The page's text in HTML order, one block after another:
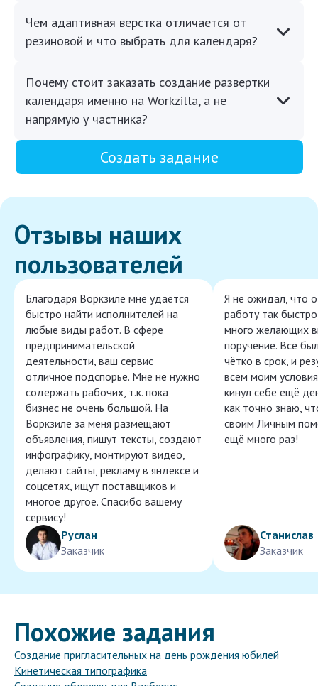
Чем адаптивная верстка отличается от
резиновой и что выбрать для календаря?
Почему стоит заказать создание развертки
календаря именно на Workzilla, а не
напрямую у частника?
Создать задание
Отзывы наших
пользователей
Благодаря Воркзиле мне удаётся
быстро найти исполнителей на
любые виды работ. В сфере
предпринимательской
деятельности, ваш сервис
отличное подспорье. Мне не нужно
содержать рабочих, т.к. пока
бизнес не очень большой. На
Воркзиле за меня размещают
объявления, пишут тексты, создают
инфографику, монтируют видео,
делают сайты, рекламу в яндексе и
соцсетях, ищут поставщиков и
многое другое. Спасибо вашему
сервису!
Руслан
Заказчик
Я не ожидал, что
работу так
много желающих
поручение. Всё
чётко в срок, и
всем моим
кинул себе ещё
как точно знаю,
своим Личным
ещё много раз!
Станислав
Заказчик
Похожие задания
Создание пригласительных на день рождения юбилей
Кинетическая типографика